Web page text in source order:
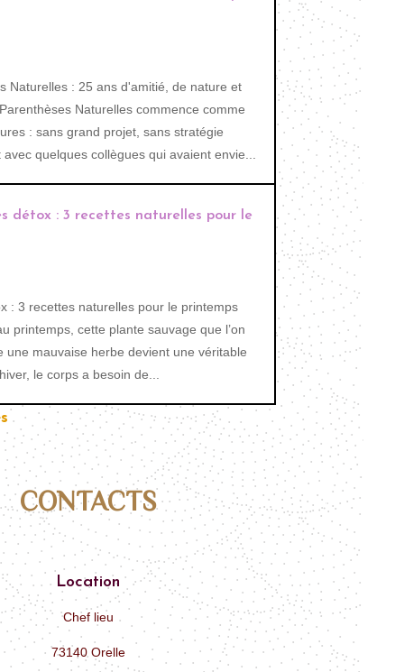
Naturelles : 25 ans d'amitié, de nature et
Naturelles commence comme
: sans grand projet, sans stratégie
quelques collègues qui avaient envie...
détox : 3 recettes naturelles pour le
: 3 recettes naturelles pour le printemps
printemps, cette plante sauvage que l’on
une mauvaise herbe devient une véritable
le corps a besoin de...
CONTACTS
Location
Chef lieu
73140 Orelle